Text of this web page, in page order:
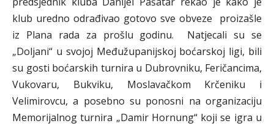
klub uredno odrađivao gotovo sve obveze proizašle
iz Plana rada za prošlu godinu. Natjecali su se
„Doljani“ u svojoj Međužupanijskoj boćarskoj ligi, bili
su gosti boćarskih turnira u Dubrovniku, Feričancima,
Vukovaru, Bukviku, Moslavačkom Krčeniku i
Velimirovcu, a posebno su ponosni na organizaciju
Memorijalnog turnira „Damir Hornung“ koji se igra u